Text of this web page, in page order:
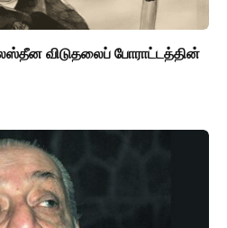
விடுதலைப் போராட்டத்தின்